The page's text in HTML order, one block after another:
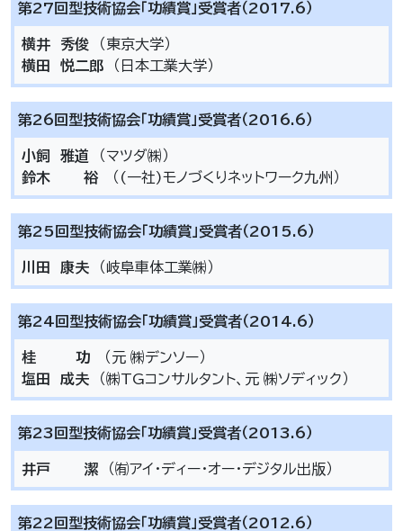
第27回型技術協会「功績賞」受賞者（2017.6）
横井 秀俊 （東京大学）
横田 悦二郎 （日本工業大学）
第26回型技術協会「功績賞」受賞者（2016.6）
小飼 雅道 （マツダ㈱）
鈴木 裕 （(一社)モノづくりネットワーク九州）
第25回型技術協会「功績賞」受賞者（2015.6）
川田 康夫 （岐阜車体工業㈱）
第24回型技術協会「功績賞」受賞者（2014.6）
桂 功 （元 ㈱デンソー）
塩田 成夫 （㈱TGコンサルタント、元 ㈱ソディック）
第23回型技術協会「功績賞」受賞者（2013.6）
井戸 潔 （㈲アイ・ディー・オー・デジタル出版）
第22回型技術協会「功績賞」受賞者（2012.6）